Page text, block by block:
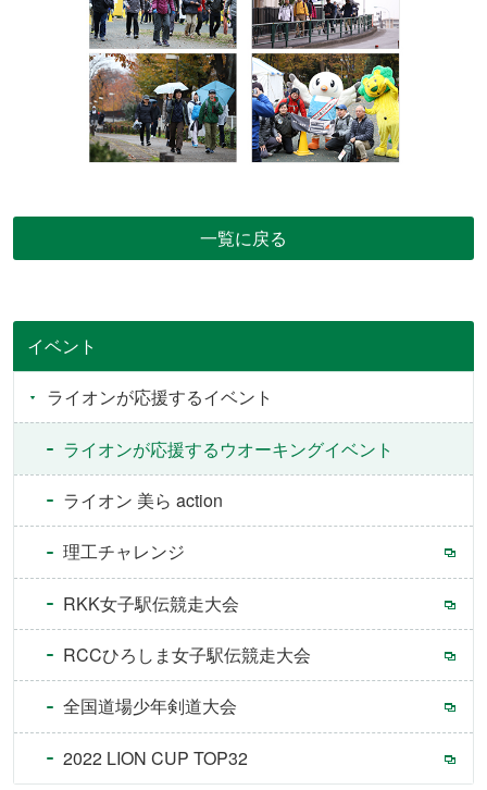
一覧に戻る
イベント
ライオンが応援するイベント
ライオンが応援するウオーキングイベント
ライオン 美ら action
理工チャレンジ
RKK女子駅伝競走大会
RCCひろしま女子駅伝競走大会
全国道場少年剣道大会
2022 LION CUP TOP32